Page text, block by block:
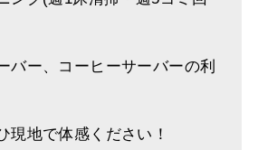
バー、コーヒーサーバーの利
現地で体感ください！